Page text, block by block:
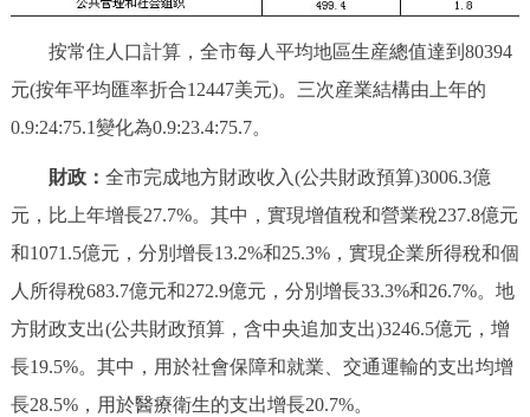
ENGLISH 한국어 日本語
DEUTSCH FRANÇAIS РУССКИЙ ЯЗЫК
ITALIANO
按常住人口計算，全市每人平均地區生産總值達到80394
元(按年平均匯率折合12447美元)。三次産業結構由上年的
0.9:24:75.1變化為0.9:23.4:75.7。
財政： 全市完成地方財政收入(公共財政預算)3006.3億
元，比上年增長27.7%。其中，實現增值稅和營業稅237.8億元
和1071.5億元，分別增長13.2%和25.3%，實現企業所得稅和個
人所得稅683.7億元和272.9億元，分別增長33.3%和26.7%。地
方財政支出(公共財政預算，含中央追加支出)3246.5億元，增
長19.5%。其中，用於社會保障和就業、交通運輸的支出均增
長28.5%，用於醫療衛生的支出增長20.7%。